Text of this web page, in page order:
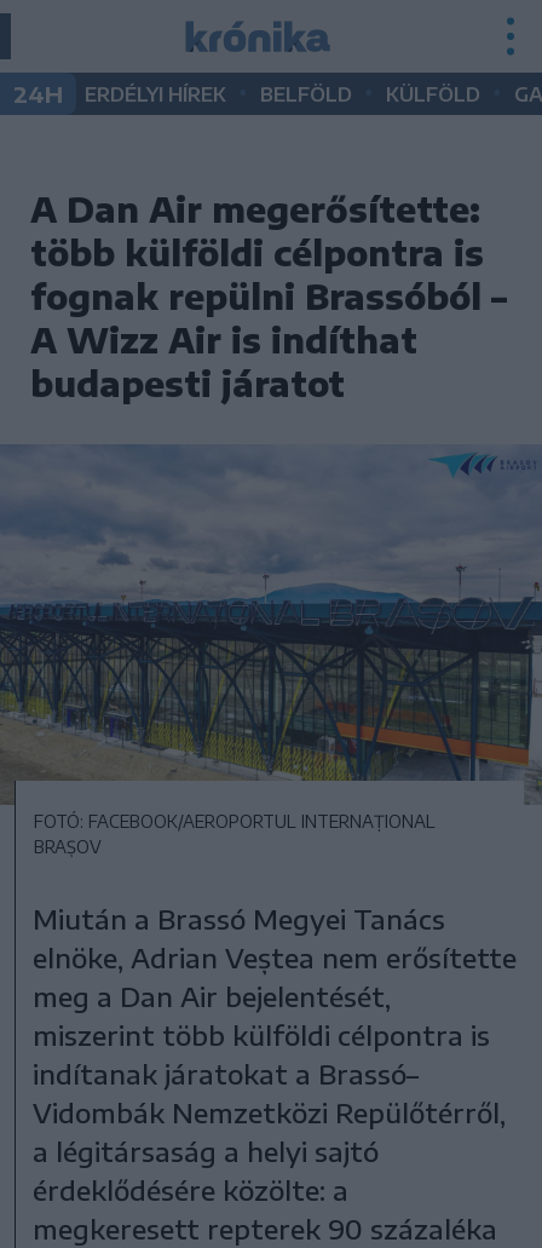
24H ERDÉLYI HÍREK BELFÖLD KÜLFÖLD
A Dan Air megerősítette:
több külföldi célpontra is
fognak repülni Brassóból –
A Wizz Air is indíthat
budapesti járatot
FOTÓ: FACEBOOK/AEROPORTUL INTERNAȚIONAL
BRAȘOV
Miután a Brassó Megyei Tanács
elnöke, Adrian Veștea nem erősítette
meg a Dan Air bejelentését,
miszerint több külföldi célpontra is
indítanak járatokat a Brassó–
Vidombák Nemzetközi Repülőtérről,
a légitársaság a helyi sajtó
érdeklődésére közölte: a
megkeresett repterek 90 százaléka